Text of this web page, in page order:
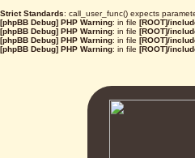
Strict Standards: call_user_func() expects
[phpBB Debug] PHP Warning: in file [ROOT]/
[phpBB Debug] PHP Warning: in file [ROOT]/
[phpBB Debug] PHP Warning: in file [ROOT]/
[phpBB Debug] PHP Warning: in file [ROOT]/